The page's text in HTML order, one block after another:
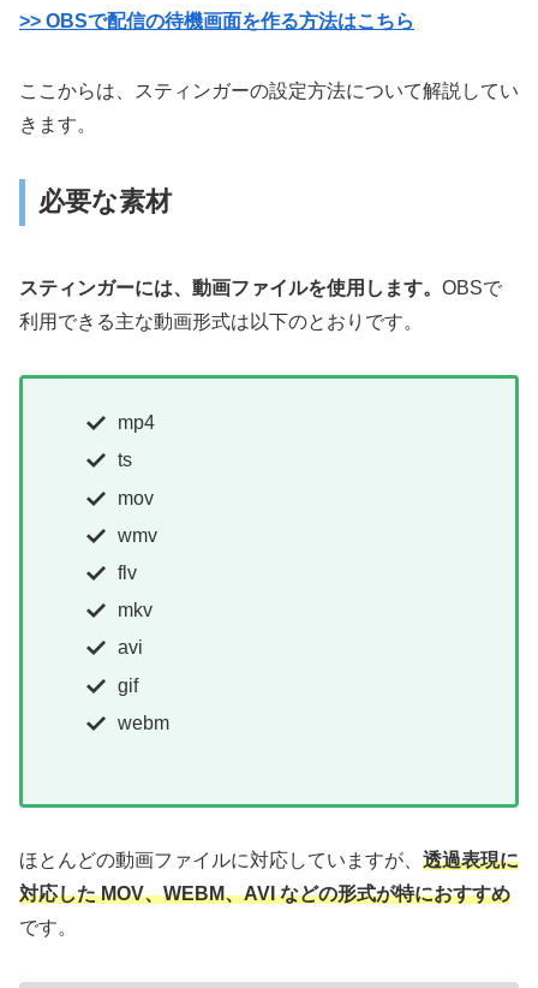
>> OBSで配信の待機画面を作る方法はこちら
ここからは、スティンガーの設定方法について解説してい
きます。
必要な素材
スティンガーには、動画ファイルを使用します。 OBSで
利用できる主な動画形式は以下のとおりです。
mp4
ts
mov
wmv
flv
mkv
avi
gif
webm
ほとんどの動画ファイルに対応していますが、 透過表現に
対応した MOV、WEBM、AVI などの形式が特におすすめ
です。